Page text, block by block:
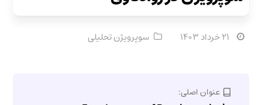
۲۱ خرداد ۱۴۰۳ سوپرویژن تحلیلی
عنوان اصلی: